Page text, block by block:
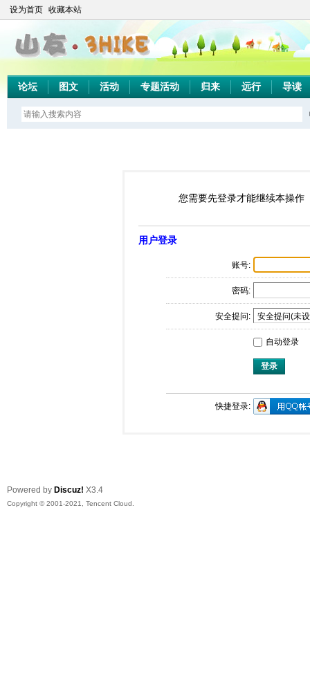
设为首页 收藏本站
论坛 图文 活动 专题活动 归来 远行 导读
您需要先登录才能继续本操作
用户登录
账号:
密码:
安全提问:
自动登录
登录
快捷登录:
Powered by Discuz! X3.4
Copyright © 2001-2021, Tencent Cloud.